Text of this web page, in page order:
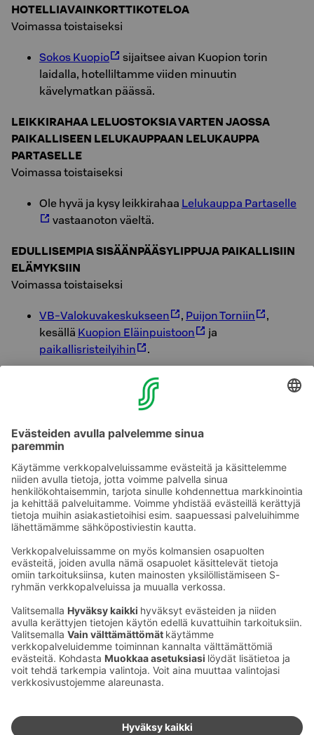
HOTELLIAVAINKORTTIKOTELOA
Voimassa toistaiseksi
Sokos Kuopio
sijaitsee aivan Kuopion torin
laidalla, hotelliltamme viiden minuutin
kävelymatkan päässä.
LEIKKIRAHAA LELUOSTOKSIA VARTEN JAOSSA
PAIKALLISEEN LELUKAUPPAAN LELUKAUPPA
PARTASELLE
Voimassa toistaiseksi
Ole hyvä ja kysy leikkirahaa Lelukauppa Partaselle
vastaanoton väeltä.
EDULLISEMPIA SISÄÄNPÄÄSYLIPPUJA PAIKALLISIIN
ELÄMYKSIIN
Voimassa toistaiseksi
VB-Valokuvakeskukseen , Puijon Torniin
,
kesällä Kuopion Eläinpuistoon
ja
paikallisristeilyihin
.
VELOITUKSETTA LAINAAN VASTAANOTOSTAMME
Talvisin mäenlaskuvälineitä
Kesäisin polkupyöriä
väeltä!
Ota yhteyttä
Hotellien yhteystiedot
Asiakaspalvelun yhteystiedot›
Palaute
Anna palautetta
Sokos Hotels uutiskirje
Tilaa uutiskirje
Saat Sokos Hotellien uusimmat
edut ja uutiset sähköpostiisi
kuukausittain.
Palkinnot ja sertifikaatit
Sokos Hotels somessa
Sokos Hotels
Facebookissa
Sokos Hotels
Sokos
Hotels
Sokos
Hotels